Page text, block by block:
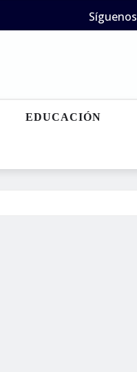
Síguenos
EDUCACIÓN